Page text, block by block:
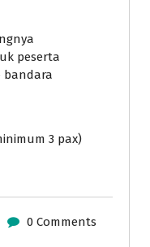
peserta
bandara
3 pax)
0 Comments